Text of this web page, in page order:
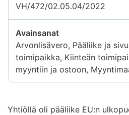
VH/472/02.05.04/2022
Avainsanat
Arvonlisävero, Pääliike ja
toimipaikka, Kiinteän
myyntiin ja ostoon,
Yhtiöllä oli pääliike EU:n